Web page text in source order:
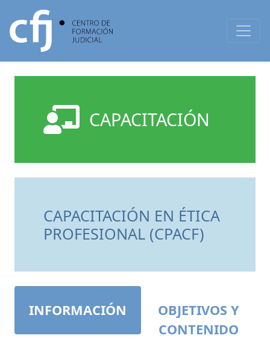
CAPACITACIÓN
CAPACITACIÓN EN ÉTICA
PROFESIONAL (CPACF)
INFORMACIÓN
OBJETIVOS Y
CONTENIDO